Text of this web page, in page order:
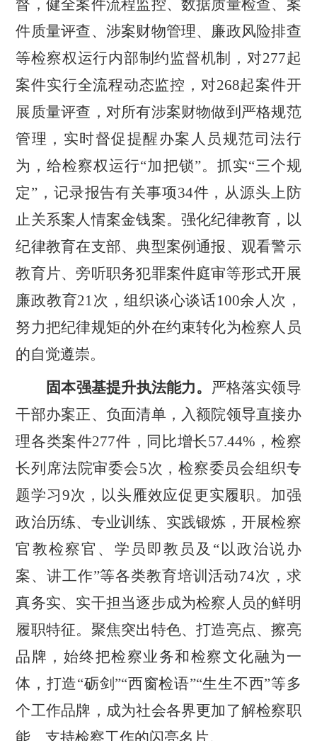
督，健全案件流程监控、数据质量检查、案
件质量评查、涉案财物管理、廉政风险排查
等检察权运行内部制约监督机制，对277起
案件实行全流程动态监控，对268起案件开
展质量评查，对所有涉案财物做到严格规范
管理，实时督促提醒办案人员规范司法行
为，给检察权运行“加把锁”。抓实“三个规
定” ，记录报告有关事项34件，从源头上防
止关系案人情案金钱案。强化纪律教育，以
纪律教育在支部、典型案例通报、观看警示
教育片、旁听职务犯罪案件庭审等形式开展
廉政教育21 次，组织谈心谈话100余人次，
努力把纪律规矩的外在约束转化为检察人员
的自觉遵崇。
固本强基提升执法能力。
严格落实领导
干部办案正、负面清单，入额院领导直接办
理各类案件277件，同比增长57.44% ，检察
长列席法院审委会5次，检察委员会组织专
题学习9次，以头雁效应促更实履职。加强
政治历练、专业训练、实践锻炼，开展检察
官教检察官、学员即教员及 “以政治说办
案、讲工作”等各类教育培训活动74次，求
真务实、实干担当逐步成为检察人员的鲜明
履职特征。聚焦突出特色、打造亮点、擦亮
品牌，始终把检察业务和检察文化融为一
体，打造“砺剑 ”“西窗检语”“生生不西”等多
个工作品牌，成为社会各界更加了解检察职
能、支持检察工作的闪亮名片。